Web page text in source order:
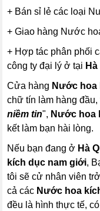
+ Bán sỉ lẻ các loại
+ Giao hàng Nước
+ Hợp tác phân phối
công ty đại lý ở tại
Cửa hàng Nước hoa
chữ tín làm hàng
niềm tin", Nước hoa
kết làm bạn hài lòng.
Nếu bạn đang ở Hà
kích dục nam giới,
tôi sẽ cử nhân viên
cả các Nước hoa
đều là hình thực tế,